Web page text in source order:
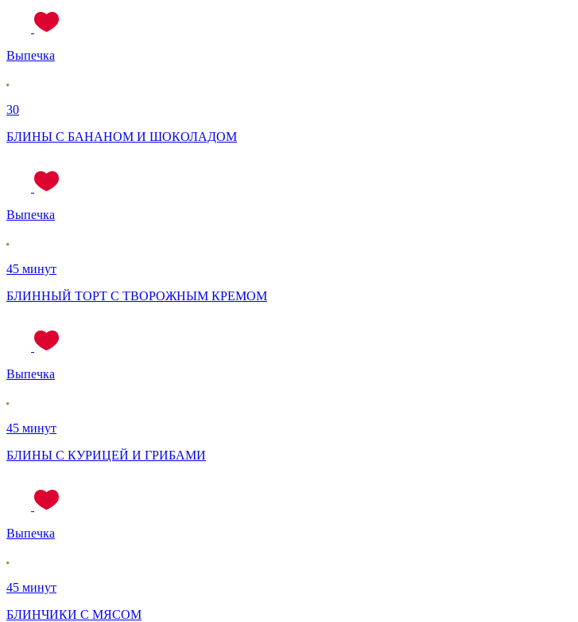
Выпечка
30
БЛИНЫ С БАНАНОМ И ШОКОЛАДОМ
Выпечка
45 минут
БЛИННЫЙ ТОРТ С ТВОРОЖНЫМ КРЕМОМ
Выпечка
45 минут
БЛИНЫ С КУРИЦЕЙ И ГРИБАМИ
Выпечка
45 минут
БЛИНЧИКИ С МЯСОМ